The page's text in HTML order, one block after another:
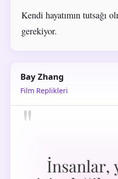
Kendi hayatımın tutsağı
gerekiyor.
Bay Zhang
Film Replikleri